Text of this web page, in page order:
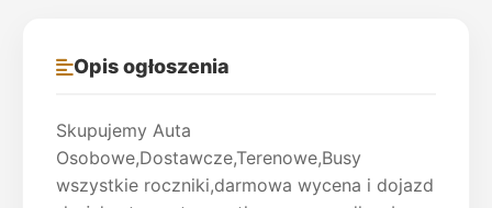
Opis ogłoszenia
Skupujemy Auta
Osobowe,Dostawcze,Terenowe,Busy
wszystkie roczniki,darmowa wycena i dojazd